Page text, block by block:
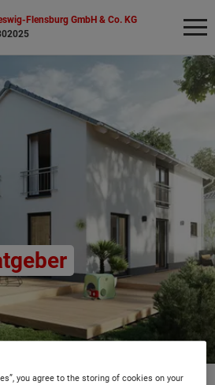
Flensburg GmbH & Co. KG
Sie suchen?
you agree to the storing of cookies on your